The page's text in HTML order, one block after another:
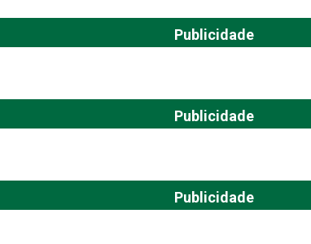
Publicidade
Publicidade
Publicidade